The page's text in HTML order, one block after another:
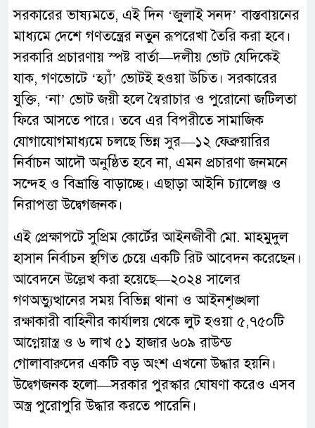
সরকারের ভাষ্যমতে, এই দিন ‘জুলাই সনদ’ বাস্তবায়নের
মাধ্যমে দেশে গণতন্ত্রের নতুন রূপরেখা তৈরি করা হবে।
সরকারি প্রচারণায় স্পষ্ট বার্তা—দলীয় ভোট যেদিকেই
যাক, গণভোটে ‘হ্যাঁ’ ভোটই হওয়া উচিত। সরকারের
যুক্তি, ‘না’ ভোট জয়ী হলে স্বৈরাচার ও পুরোনো জটিলতা
ফিরে আসতে পারে। তবে এর বিপরীতে সামাজিক
যোগাযোগমাধ্যমে চলছে ভিন্ন সুর—১২ ফেব্রুয়ারির
নির্বাচন আদৌ অনুষ্ঠিত হবে না, এমন প্রচারণা জনমনে
সন্দেহ ও বিভ্রান্তি বাড়াচ্ছে। এছাড়া আইনি চ্যালেঞ্জ ও
নিরাপত্তা উদ্বেগজনক।
এই প্রেক্ষাপটে সুপ্রিম কোর্টের আইনজীবী মো. মাহমুদুল
হাসান নির্বাচন স্থগিত চেয়ে একটি রিট আবেদন করেছেন।
আবেদনে উল্লেখ করা হয়েছে—২০২৪ সালের
গণঅভ্যুত্থানের সময় বিভিন্ন থানা ও আইনশৃঙ্খলা
রক্ষাকারী বাহিনীর কার্যালয় থেকে লুট হওয়া ৫,৭৫০টি
আগ্নেয়াস্ত্র ও ৬ লাখ ৫১ হাজার ৬০৯ রাউন্ড
গোলাবারুদের একটি বড় অংশ এখনো উদ্ধার হয়নি।
উদ্বেগজনক হলো—সরকার পুরস্কার ঘোষণা করেও এসব
অস্ত্র পুরোপুরি উদ্ধার করতে পারেনি।